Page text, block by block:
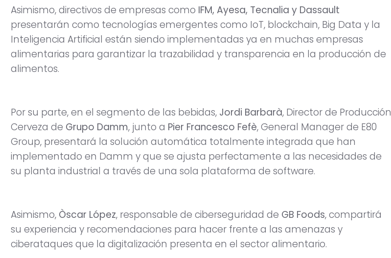
Asimismo, directivos de empresas como IFM, Ayesa, Tecnalia y Dassault
presentarán como tecnologías emergentes como IoT, blockchain, Big Data y la
Inteligencia Artificial están siendo implementadas ya en muchas empresas
alimentarias para garantizar la trazabilidad y transparencia en la producción de
alimentos.
Por su parte, en el segmento de las bebidas, Jordi Barbarà, Director de Producción
Cerveza de Grupo Damm, junto a Pier Francesco Fefè, General Manager de E80
Group, presentará la solución automática totalmente integrada que han
implementado en Damm y que se ajusta perfectamente a las necesidades de
su planta industrial a través de una sola plataforma de software.
Asimismo, Òscar López, responsable de ciberseguridad de GB Foods, compartirá
su experiencia y recomendaciones para hacer frente a las amenazas y
ciberataques que la digitalización presenta en el sector alimentario.